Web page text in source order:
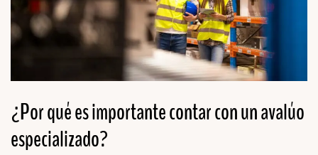
¿Por qué es importante contar con un avalúo
especializado?